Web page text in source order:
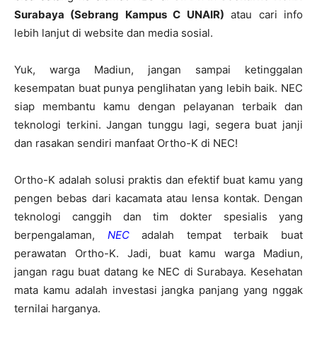
Surabaya (Sebrang Kampus C UNAIR) atau cari info
lebih lanjut di website dan media sosial.
Yuk, warga Madiun, jangan sampai ketinggalan
kesempatan buat punya penglihatan yang lebih baik. NEC
siap membantu kamu dengan pelayanan terbaik dan
teknologi terkini. Jangan tunggu lagi, segera buat janji
dan rasakan sendiri manfaat Ortho-K di NEC!
Ortho-K adalah solusi praktis dan efektif buat kamu yang
pengen bebas dari kacamata atau lensa kontak. Dengan
teknologi canggih dan tim dokter spesialis yang
berpengalaman, NECadalah tempat terbaik buat
perawatan Ortho-K. Jadi, buat kamu warga Madiun,
jangan ragu buat datang ke NEC di Surabaya. Kesehatan
mata kamu adalah investasi jangka panjang yang nggak
ternilai harganya.